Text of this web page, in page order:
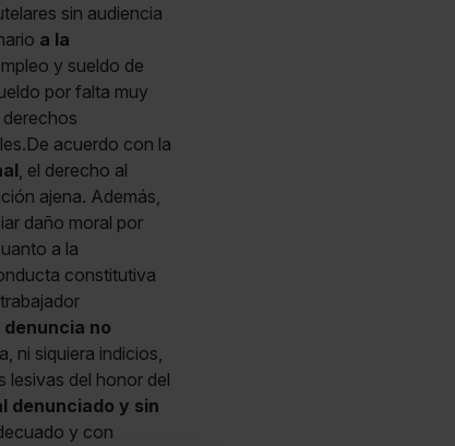
sin audiencia
a la
y sueldo de
por falta muy
acuerdo con la
, el derecho al
ajena. Además,
daño moral por
a la
constitutiva
denuncia no
ni siquiera indicios,
lesivas del honor del
denunciado y sin
y con